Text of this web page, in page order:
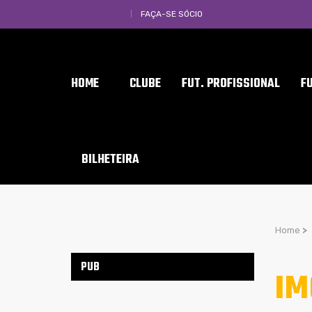
FAÇA-SE SÓCIO
HOME CLUBE FUT. PROFISSIONAL
BILHETEIRA
Home >
PUB